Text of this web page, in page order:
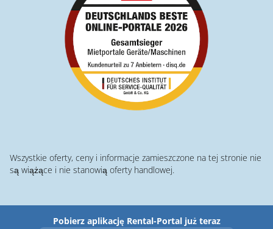
Wszystkie oferty, ceny i informacje zamieszczone na tej stronie nie
są wiążące i nie stanowią oferty handlowej.
Pobierz aplikację Rental-Portal już teraz